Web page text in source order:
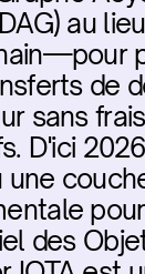
au
de
sans
D'ici
une
des